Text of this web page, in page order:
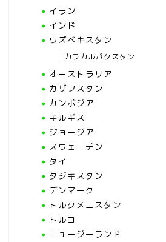
イラン
インド
ウズベキスタン
カラカルパクスタン
オーストラリア
カザフスタン
カンボジア
キルギス
ジョージア
スウェーデン
タイ
タジキスタン
デンマーク
トルクメニスタン
トルコ
ニュージーランド